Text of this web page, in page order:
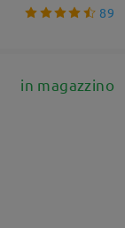
89
in magazzino